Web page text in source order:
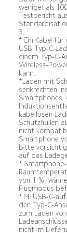
weniger als
Testbericht
3.
* Ein Kabel
USB Typ-C-
einem Typ-C-
Wireless-
kann.
*Laden mit
senkrechten
Smartphones,
kabellosen
Schutzhüllen
nicht
Smartphone
bitte
auf das
*
von 1 %,
Flugmodus
* Mi USB-C-
den Typ-C-
zum Laden
nicht im